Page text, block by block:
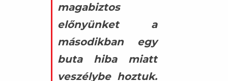
magabiztos
előnyünket a
másodikban egy
buta hiba miatt
veszélybe hoztuk.